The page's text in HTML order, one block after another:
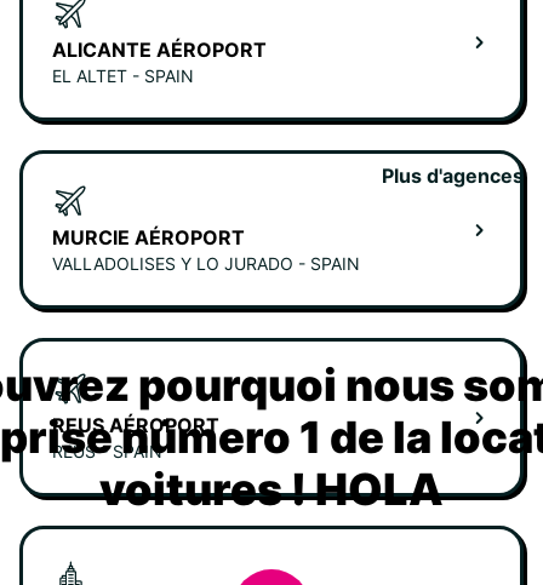
ALICANTE AÉROPORT
EL ALTET - SPAIN
MURCIE AÉROPORT
VALLADOLISES Y LO JURADO - SPAIN
REUS AÉROPORT
REUS - SPAIN
Plus d'agences
pourquoi nous
número 1 de la
voitures ! HOLA